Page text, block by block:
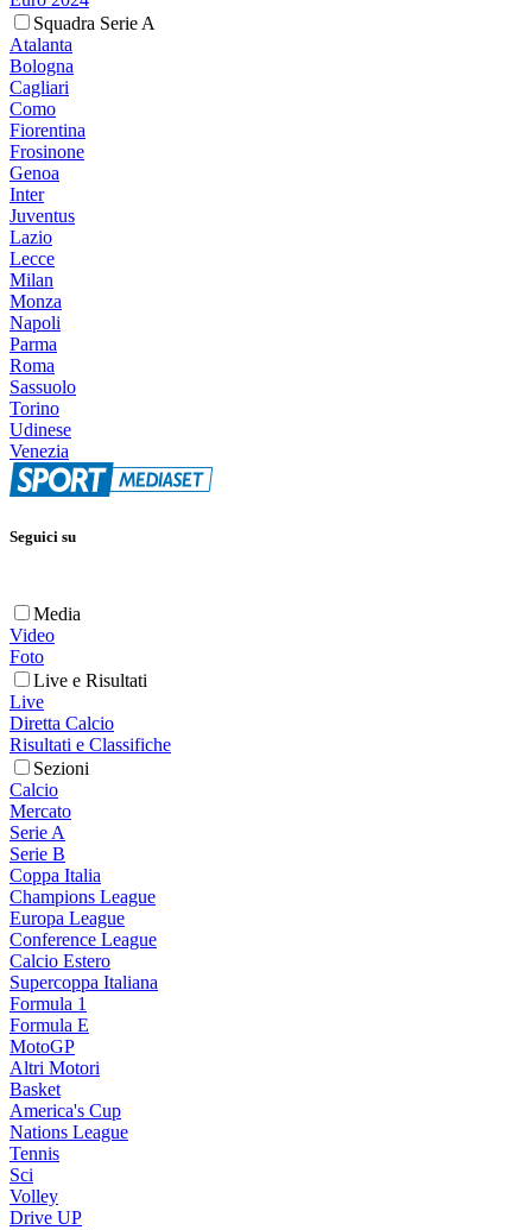
Squadra Serie A
Atalanta
Bologna
Cagliari
Como
Fiorentina
Frosinone
Genoa
Inter
Juventus
Lazio
Lecce
Milan
Monza
Napoli
Parma
Roma
Sassuolo
Torino
Udinese
Venezia
Seguici su
Media
Video
Foto
Live e Risultati
Live
Diretta Calcio
Risultati e Classifiche
Sezioni
Calcio
Mercato
Serie A
Serie B
Coppa Italia
Champions League
Europa League
Conference League
Calcio Estero
Supercoppa Italiana
Formula 1
Formula E
MotoGP
Altri Motori
Basket
America's Cup
Nations League
Tennis
Sci
Volley
Drive UP